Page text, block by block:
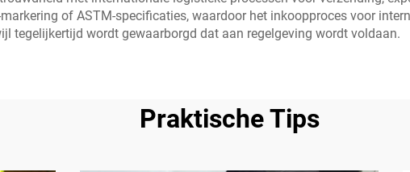
of ASTM-specificaties, waardoor het inkoopproces voor
tegelijkertijd wordt gewaarborgd dat aan regelgeving wordt voldaan.
Praktische Tips